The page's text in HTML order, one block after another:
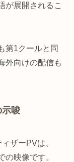
が展開されるこ
第1クールと同
外向けの配信も
示唆
ザーPVは、
の映像です。